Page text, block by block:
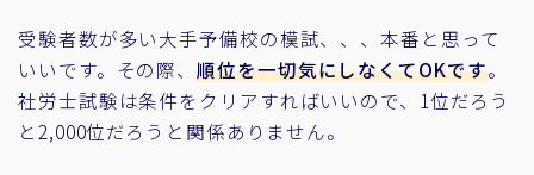
受験者数が多い大手予備校の模試、、、本番と思って
いいです。その際、順位を一切気にしなくてOKです。
社労士試験は条件をクリアすればいいので、1位だろう
と2,000位だろうと関係ありません。